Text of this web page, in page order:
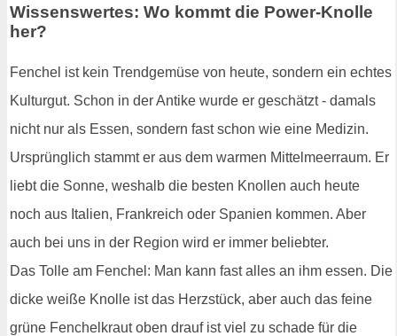
Wissenswertes: Wo kommt die Power-Knolle
her?
Fenchel ist kein Trendgemüse von heute, sondern ein echtes
Kulturgut. Schon in der Antike wurde er geschätzt - damals
nicht nur als Essen, sondern fast schon wie eine Medizin.
Ursprünglich stammt er aus dem warmen Mittelmeerraum. Er
liebt die Sonne, weshalb die besten Knollen auch heute
noch aus Italien, Frankreich oder Spanien kommen. Aber
auch bei uns in der Region wird er immer beliebter.
Das Tolle am Fenchel: Man kann fast alles an ihm essen. Die
dicke weiße Knolle ist das Herzstück, aber auch das feine
grüne Fenchelkraut oben drauf ist viel zu schade für die